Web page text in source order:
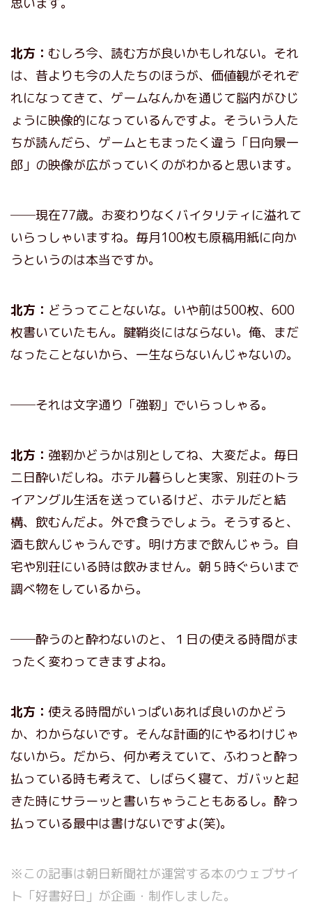
北方： むしろ今、読む方が良いかもしれない。それ
は、昔よりも今の人たちのほうが、価値観がそれぞ
れになってきて、ゲームなんかを通じて脳内がひじ
ょうに映像的になっているんですよ。そういう人た
ちが読んだら、ゲームともまったく違う「日向景一
郎」の映像が広がっていくのがわかると思います。
──現在77歳。お変わりなくバイタリティに溢れて
いらっしゃいますね。毎月100枚も原稿用紙に向か
うというのは本当ですか。
北方： どうってことないな。いや前は500枚、600
枚書いていたもん。腱鞘炎にはならない。俺、まだ
なったことないから、一生ならないんじゃないの。
──それは文字通り「強靭」でいらっしゃる。
北方： 強靭かどうかは別としてね、大変だよ。毎日
二日酔いだしね。ホテル暮らしと実家、別荘のトラ
イアングル生活を送っているけど、ホテルだと結
構、飲むんだよ。外で食うでしょう。そうすると、
酒も飲んじゃうんです。明け方まで飲んじゃう。自
宅や別荘にいる時は飲みません。朝５時ぐらいまで
調べ物をしているから。
──酔うのと酔わないのと、１日の使える時間がま
ったく変わってきますよね。
北方： 使える時間がいっぱいあれば良いのかどう
か、わからないです。そんな計画的にやるわけじゃ
ないから。だから、何か考えていて、ふわっと酔っ
払っている時も考えて、しばらく寝て、ガバッと起
きた時にサラーッと書いちゃうこともあるし。酔っ
払っている最中は書けないですよ(笑)。
※この記事は朝日新聞社が運営する本のウェブサイ
ト「好書好日」が企画・制作しました。